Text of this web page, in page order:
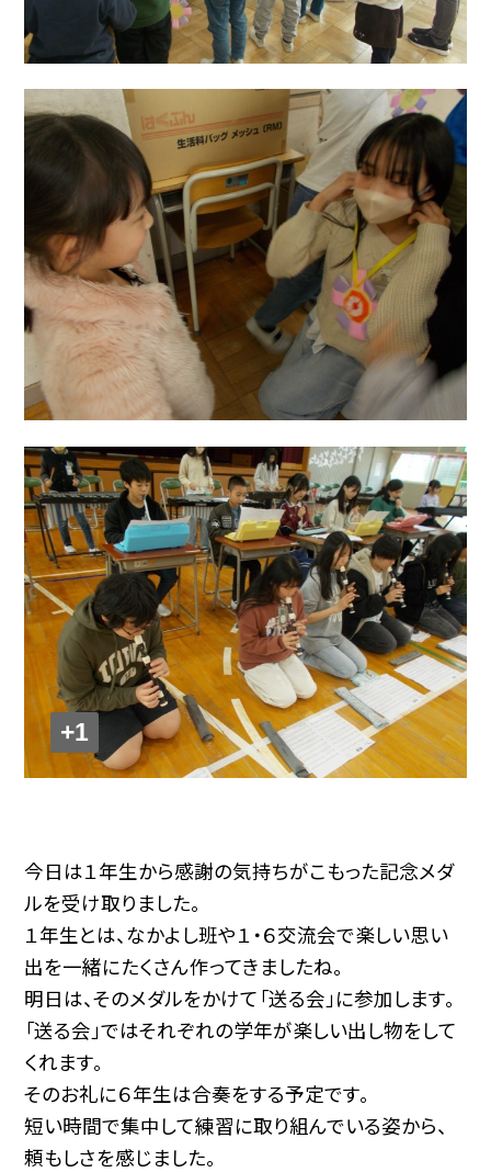
+1
今日は１年生から感謝の気持ちがこもった記念メダ
ルを受け取りました。
１年生とは、なかよし班や１・６交流会で楽しい思い
出を一緒にたくさん作ってきましたね。
明日は、そのメダルをかけて「送る会」に参加します。
「送る会」ではそれぞれの学年が楽しい出し物をして
くれます。
そのお礼に６年生は合奏をする予定です。
短い時間で集中して練習に取り組んでいる姿から、
頼もしさを感じました。